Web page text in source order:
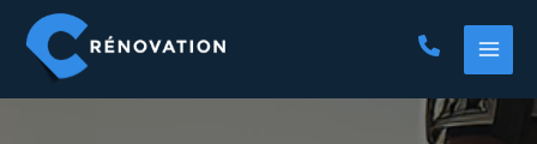
contenu